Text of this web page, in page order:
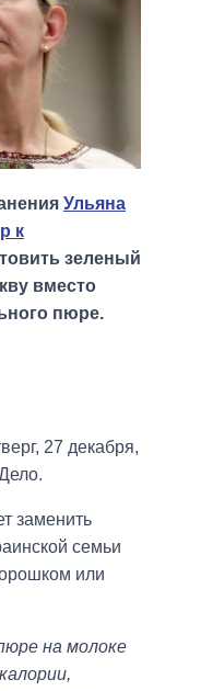
Ульяна
к
зеленый
вместо
пюре.
27 декабря,
заменить
семьи
или
на молоке